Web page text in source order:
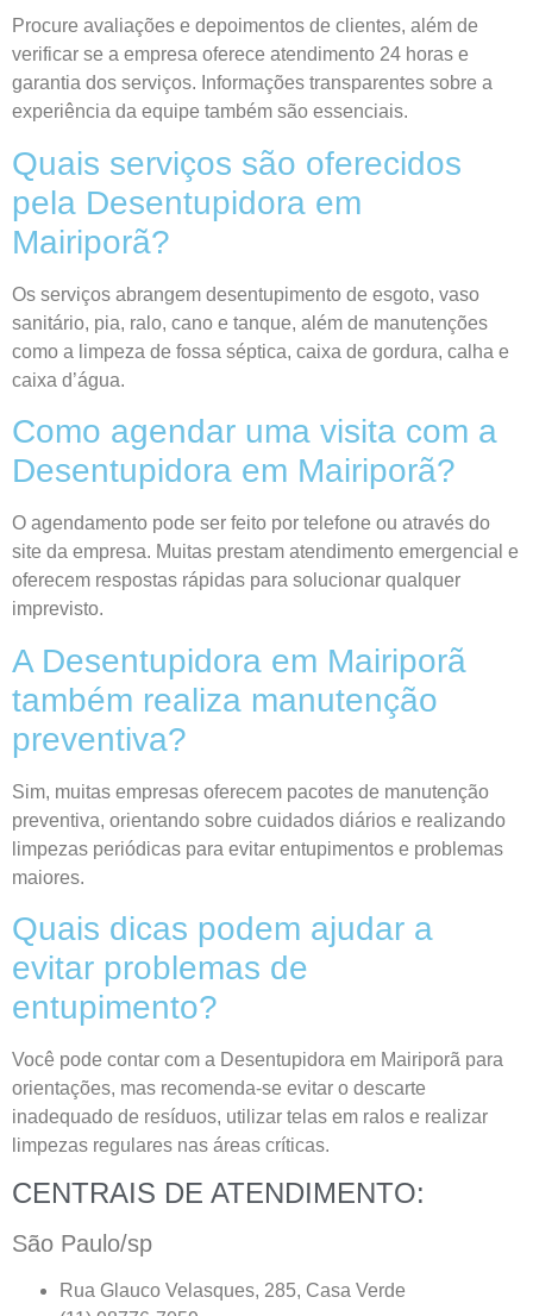
Procure avaliações e depoimentos de clientes, além de
verificar se a empresa oferece atendimento 24 horas e
garantia dos serviços. Informações transparentes sobre a
experiência da equipe também são essenciais.
Quais serviços são oferecidos
pela Desentupidora em
Mairiporã?
Os serviços abrangem desentupimento de esgoto, vaso
sanitário, pia, ralo, cano e tanque, além de manutenções
como a limpeza de fossa séptica, caixa de gordura, calha e
caixa d’água.
Como agendar uma visita com a
Desentupidora em Mairiporã?
O agendamento pode ser feito por telefone ou através do
site da empresa. Muitas prestam atendimento emergencial e
oferecem respostas rápidas para solucionar qualquer
imprevisto.
A Desentupidora em Mairiporã
também realiza manutenção
preventiva?
Sim, muitas empresas oferecem pacotes de manutenção
preventiva, orientando sobre cuidados diários e realizando
limpezas periódicas para evitar entupimentos e problemas
maiores.
Quais dicas podem ajudar a
evitar problemas de
entupimento?
Você pode contar com a Desentupidora em Mairiporã para
orientações, mas recomenda-se evitar o descarte
inadequado de resíduos, utilizar telas em ralos e realizar
limpezas regulares nas áreas críticas.
CENTRAIS DE ATENDIMENTO:
São Paulo/sp
Rua Glauco Velasques, 285, Casa Verde